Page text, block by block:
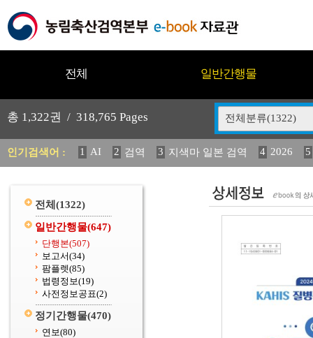
전체 일반간행물
총 1,322권 / 318,765 Pages 전체분류(1322)
인기검색어 : 1 AI 2 검역 3 지색마 일본 검역 4 2026 5
전체 (1322)
일반간행물(647)
단행본(507)
보고서(34)
팜플렛(85)
법령정보(19)
사전정보공표(2)
정기간행물(470)
연보(80)